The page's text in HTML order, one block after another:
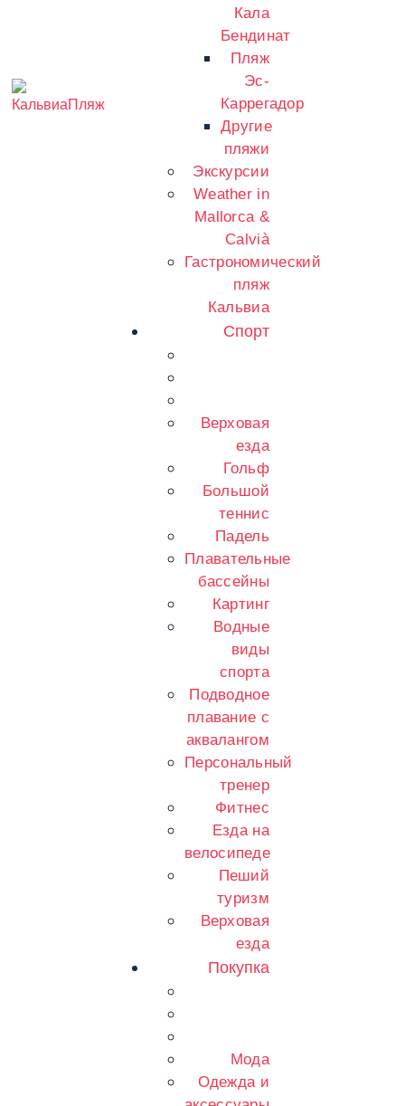
Кала
Бендинат
Пляж
Эс-
Каррегадор
Другие
пляжи
Экскурсии
Weather in
Mallorca &
Calvià
Гастрономический
пляж
Кальвиа
Спорт
Верховая
езда
Гольф
Большой
теннис
Падель
Плавательные
бассейны
Картинг
Водные
виды
спорта
Подводное
плавание с
аквалангом
Персональный
тренер
Фитнес
Езда на
велосипеде
Пеший
туризм
Верховая
езда
Покупка
Мода
Одежда и